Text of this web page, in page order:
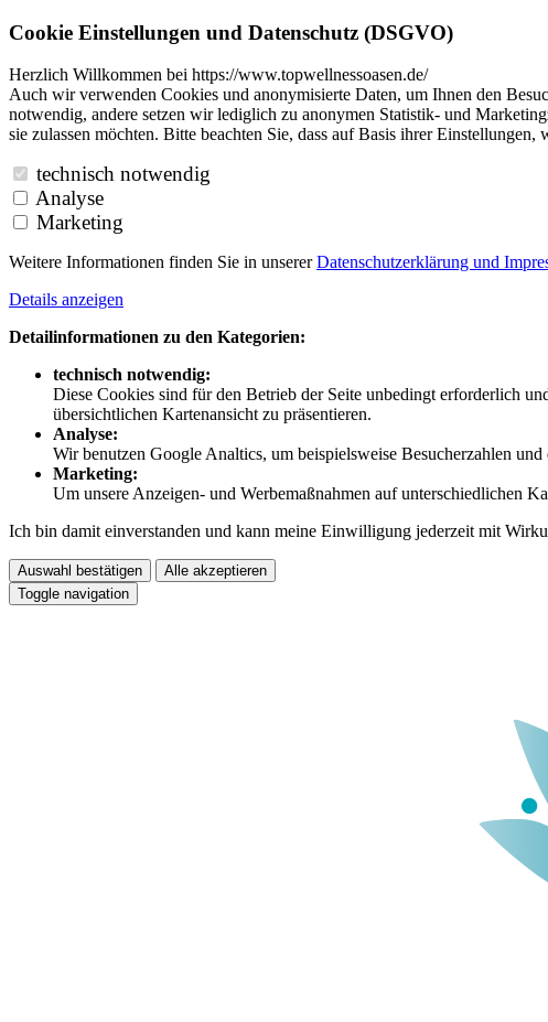
Cookie Einstellungen und Datenschutz (DSGVO)
Herzlich Willkommen bei https://www.topwellnessoasen.de/
Auch wir verwenden Cookies und anonymisierte Daten, um Ihnen den
notwendig, andere setzen wir lediglich zu anonymen Statistik- und
sie zulassen möchten. Bitte beachten Sie, dass auf Basis ihrer
technisch notwendig
Analyse
Marketing
Weitere Informationen finden Sie in unsererDatenschutzerklärung und
Details anzeigen
Detailinformationen zu den Kategorien:
technisch notwendig:
Diese Cookies sind für den Betrieb der Seite unbedingt erforderlich
übersichtlichen Kartenansicht zu präsentieren.
Analyse:
Wir benutzen Google Analtics, um beispielsweise Besucherzahlen
Marketing:
Um unsere Anzeigen- und Werbemaßnahmen auf unterschiedlichen
Ich bin damit einverstanden und kann meine Einwilligung jederzeit mit
Auswahl bestätigen
Alle akzeptieren
Toggle navigation